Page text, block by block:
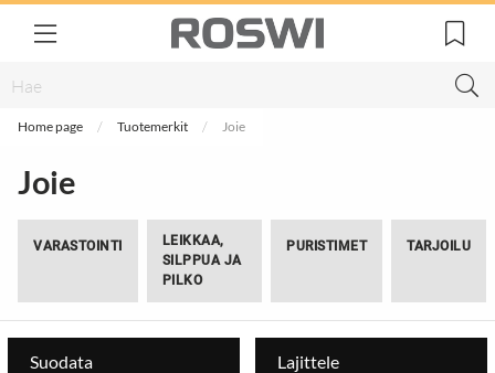
Home page Tuotemerkit Joie
Joie
VARASTOINTI
LEIKKAA,
SILPPUA JA
PILKO
PURISTIMET TARJOILU
Suodata Lajittele